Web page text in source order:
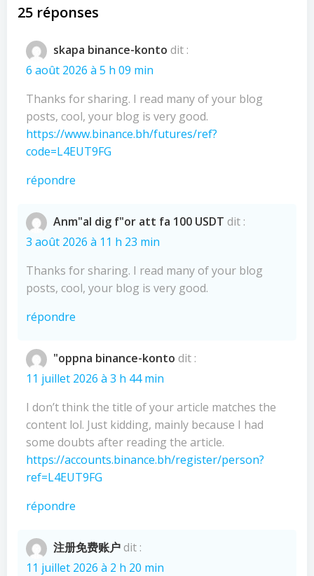
de
l’article
l’article
25 réponses
skapa binance-konto dit :
6 août 2026 à 5 h 09 min
Thanks for sharing. I read many of your blog
posts, cool, your blog is very good.
https://www.binance.bh/futures/ref?
code=L4EUT9FG
répondre
Anm"al dig f"or att fa 100 USDT dit :
3 août 2026 à 11 h 23 min
Thanks for sharing. I read many of your blog
posts, cool, your blog is very good.
répondre
"oppna binance-konto dit :
11 juillet 2026 à 3 h 44 min
I don’t think the title of your article matches the
content lol. Just kidding, mainly because I had
some doubts after reading the article.
https://accounts.binance.bh/register/person?
ref=L4EUT9FG
répondre
注册免费账户dit :
11 juillet 2026 à 2 h 20 min